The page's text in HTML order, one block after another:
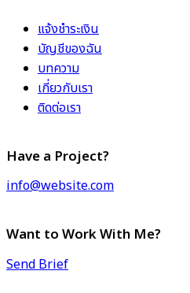
แจ้งชำระเงิน
บัญชีของฉัน
บทความ
เกี่ยวกับเรา
ติดต่อเรา
Have a Project?
info@website.com
Want to Work With Me?
Send Brief